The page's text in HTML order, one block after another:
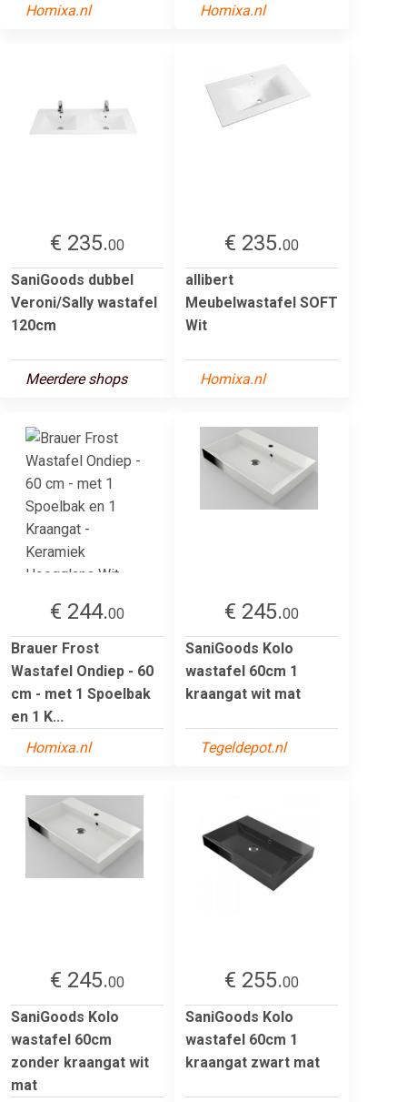
Homixa.nl Homixa.nl
€ 235.00
SaniGoods dubbel
Veroni/Sally wastafel
120cm
Meerdere shops
€ 235.00
allibert
Meubelwastafel SOFT
Wit
Homixa.nl
€ 244.00
Brauer Frost
Wastafel Ondiep - 60
cm - met 1 Spoelbak
en 1 K...
Homixa.nl
€ 245.00
SaniGoods Kolo
wastafel 60cm 1
kraangat wit mat
Tegeldepot.nl
€ 245.00
SaniGoods Kolo
wastafel 60cm
zonder kraangat wit
mat
€ 255.00
SaniGoods Kolo
wastafel 60cm 1
kraangat zwart mat